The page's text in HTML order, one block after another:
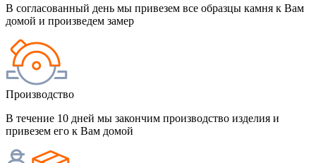
В согласованный день мы привезем все образцы камня к Вам
домой и произведем замер
Производство
В течение 10 дней мы закончим производство изделия и
привезем его к Вам домой